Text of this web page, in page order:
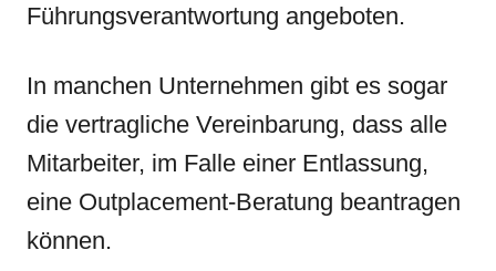
Führungsverantwortung angeboten.
In manchen Unternehmen gibt es sogar
die vertragliche Vereinbarung, dass alle
Mitarbeiter, im Falle einer Entlassung,
eine Outplacement-Beratung beantragen
können.